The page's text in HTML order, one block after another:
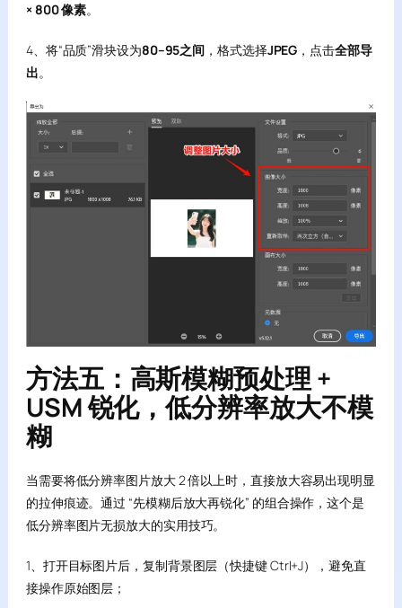
× 800 像素。
4、将“品质”滑块设为80–95之间 ，格式选择JPEG ，点击全部导
出。
方法五：高斯模糊预处理 +
USM 锐化，低分辨率放大不模
糊
当需要将低分辨率图片放大 2 倍以上时，直接放大容易出现明显
的拉伸痕迹。通过 “先模糊后放大再锐化” 的组合操作，这个是
低分辨率图片无损放大的实用技巧。
1、打开目标图片后，复制背景图层（快捷键 Ctrl+J），避免直
接操作原始图层；